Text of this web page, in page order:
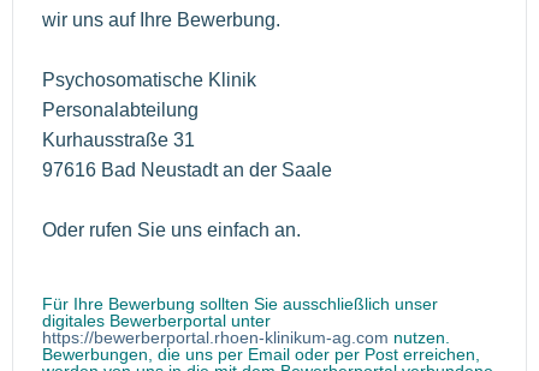
wir uns auf Ihre Bewerbung.
Psychosomatische Klinik
Personalabteilung
Kurhausstraße 31
97616 Bad Neustadt an der Saale
Oder rufen Sie uns einfach an.
Für Ihre Bewerbung sollten Sie ausschließlich unser
digitales Bewerberportal unter
https://bewerberportal.rhoen-klinikum-ag.com nutzen.
Bewerbungen, die uns per Email oder per Post erreichen,